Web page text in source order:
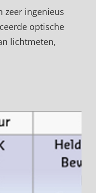
zeer ingenieus
optische
lichtmeten,